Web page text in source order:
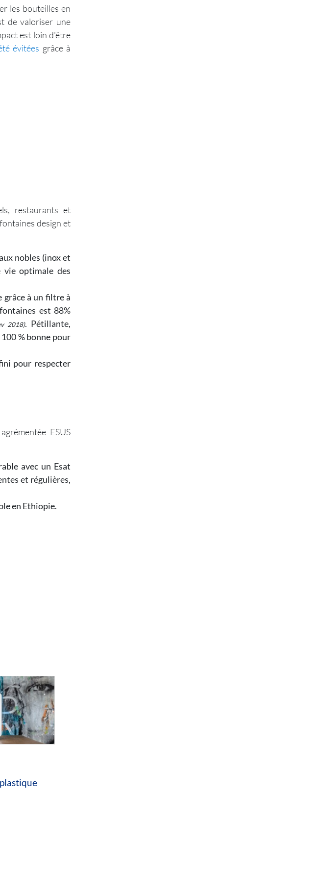
les bouteilles en
de valoriser une
est loin d'être
évitées grâce à
restaurants et
design et
nobles (inox et
vie optimale des
grâce à un filtre à
est 88%
2018). Pétillante,
% bonne pour
pour respecter
ESUS
avec un Esat
et régulières,
en Ethiopie.